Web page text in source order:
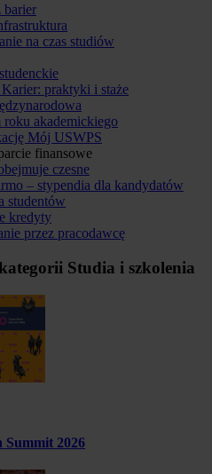
barier
na czas studiów
praktyki i staże
akademickiego
Mój USWPS
finansowe
czesne
– stypendia dla kandydatów
studentów
kredyty
przez pracodawcę
Studia i szkolenia
Summit 2026